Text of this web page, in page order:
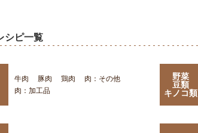
シピ一覧
牛肉 豚肉 鶏肉
肉：その他
肉：加工品
野菜
豆類
キノコ類